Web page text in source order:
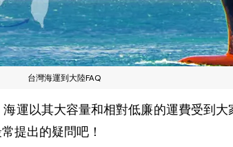
台灣海運到大陸FAQ
運以其大容量和相對低廉的運費受到
提出的疑問吧！